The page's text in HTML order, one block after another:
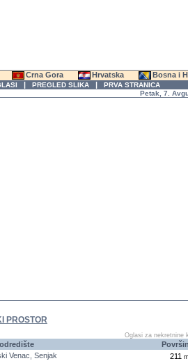
Crna Gora Hrvatska Bosna i
| PREGLED SLIKA | PRVA STRANICA
Petak, 7. Avgust
PROSTOR
Oglasi za nekretnine
Venac, Senjak 211 m